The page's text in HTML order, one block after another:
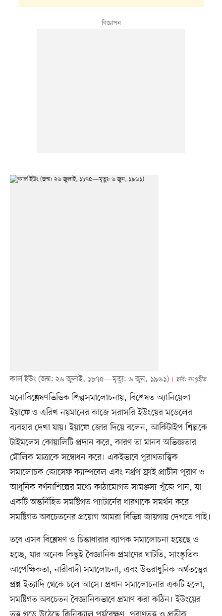
কার্ল ইউং (জন্ম: ২৬ জুলাই, ১৮৭৫—মৃত্যু: ৬ জুন, ১৯৬১) ছবি: সংগৃহীত
মনোবিশ্লেষণভিত্তিক শিল্পসমালোচনায়, বিশেষত অ্যানিয়েলা
ইয়াফে ও এরিখ নয়মানের কাজে সরাসরি ইউংয়ের মডেলের
ব্যবহার দেখা যায়। ইয়াফে জোর দিয়ে বলেন, আর্কিটাইপ শিল্পকে
টাইমলেস কোয়ালিটি প্রদান করে, কারণ তা মানব অভিজ্ঞতার
মৌলিক মাত্রাকে সম্বোধন করে। একইভাবে পুরাণতাত্ত্বিক
সমালোচক জোসেফ ক্যাম্পবেল এবং নর্থ্রপ ফ্রাই প্রাচীন পুরাণ ও
আধুনিক বর্ণনাশিল্পের মধ্যে কাঠামোগত সামঞ্জস্য খুঁজে পান, যা
একটি অন্তর্নিহিত সমষ্টিগত প্যাটার্নের ধারণাকে সমর্থন করে।
সমষ্টিগত অবচেতনের প্রয়োগ আমরা বিভিন্ন জায়গায় দেখতে পাই।
তবে এসব বিশ্লেষণ ও চিন্তাধারার ব্যাপক সমালোচনা হয়েছে ও
হচ্ছে, যার অনেক কিছুই বৈজ্ঞানিক প্রমাণের ঘাটতি, সাংস্কৃতিক
আপেক্ষিকতা, নারীবাদী সমালোচনা, এবং উত্তরাধুনিক অর্থতত্ত্বের
প্রশ্ন ইত্যাদি থেকে চলে আসে। প্রধান সমালোচনার একটি হলো,
সমষ্টিগত অবচেতন বৈজ্ঞানিকভাবে প্রমাণ করা কঠিন। ইউংয়ের